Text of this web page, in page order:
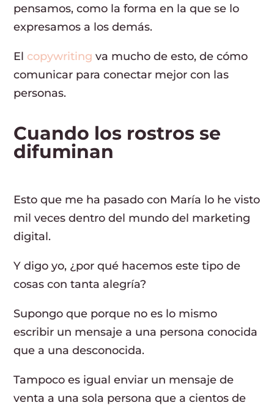
pensamos, como la forma en la que se lo
expresamos a los demás.
El copywriting va mucho de esto, de cómo
comunicar para conectar mejor con las
personas.
Cuando los rostros se
difuminan
Esto que me ha pasado con María lo he visto
mil veces dentro del mundo del marketing
digital.
Y digo yo, ¿por qué hacemos este tipo de
cosas con tanta alegría?
Supongo que porque no es lo mismo
escribir un mensaje a una persona conocida
que a una desconocida.
Tampoco es igual enviar un mensaje de
venta a una sola persona que a cientos de